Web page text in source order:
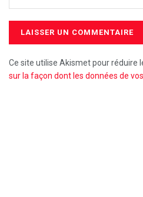
Ce site utilise Akismet pour réduire
sur la façon dont les données de